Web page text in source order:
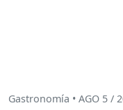
Gastronomía • AGO 5 /